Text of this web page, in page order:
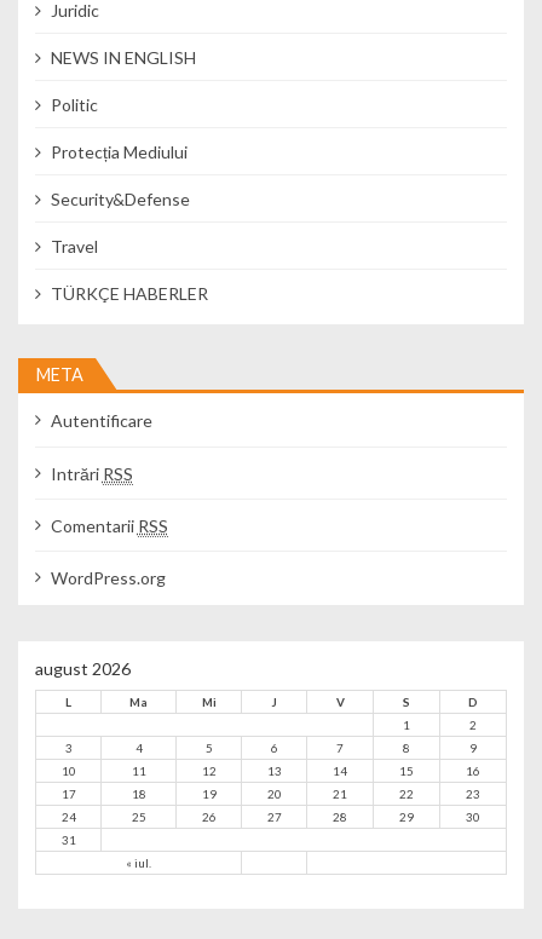
Juridic
NEWS IN ENGLISH
Politic
Protecția Mediului
Security&Defense
Travel
TÜRKÇE HABERLER
META
Autentificare
Intrări RSS
Comentarii RSS
WordPress.org
august 2026
L Ma Mi J V S D
« iul.
1
2
3
4 5 6 7 8
9
10
11 12 13 14 15
16
17
18 19 20 21 22
23
24
25 26 27 28 29
30
31